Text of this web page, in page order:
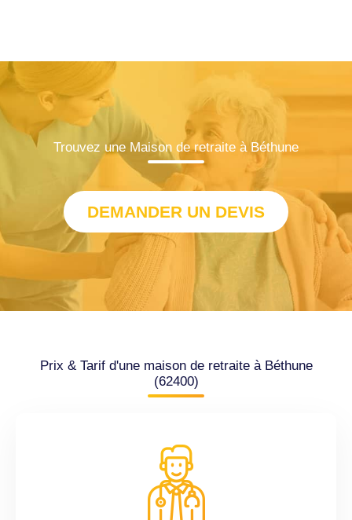
Trouvez une Maison de retraite à Béthune
DEMANDER UN DEVIS
Prix & Tarif d'une maison de retraite à Béthune
(62400)